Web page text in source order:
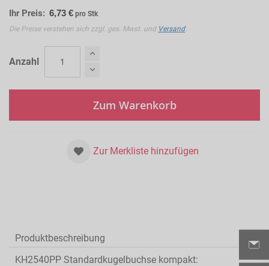
Ihr Preis: 6,73 € pro Stk
Die Preise verstehen sich zzgl. ges. Mwst. und Versand.
Anzahl
Zum Warenkorb
Zur Merkliste hinzufügen
Produktbeschreibung
KH2540PP Standardkugelbuchse kompakt: